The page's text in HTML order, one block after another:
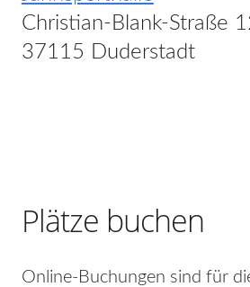
Christian-Blank-Straße
37115 Duderstadt
Plätze buchen
Online-Buchungen sind für